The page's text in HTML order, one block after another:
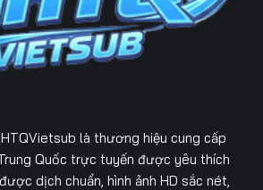
là thương hiệu cung cấp
Quốc trực tuyến được yêu thích
dịch chuẩn, hình ảnh HD sắc nét,